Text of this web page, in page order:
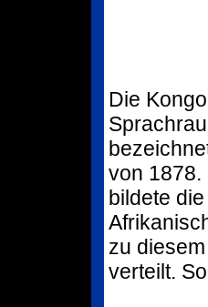
Die
von 1878.
bildete
zu
verteilt.